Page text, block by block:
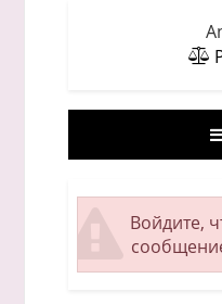
Войдите,